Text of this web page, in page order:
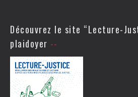
Découvrez le site “Lecture-
plaidoyer